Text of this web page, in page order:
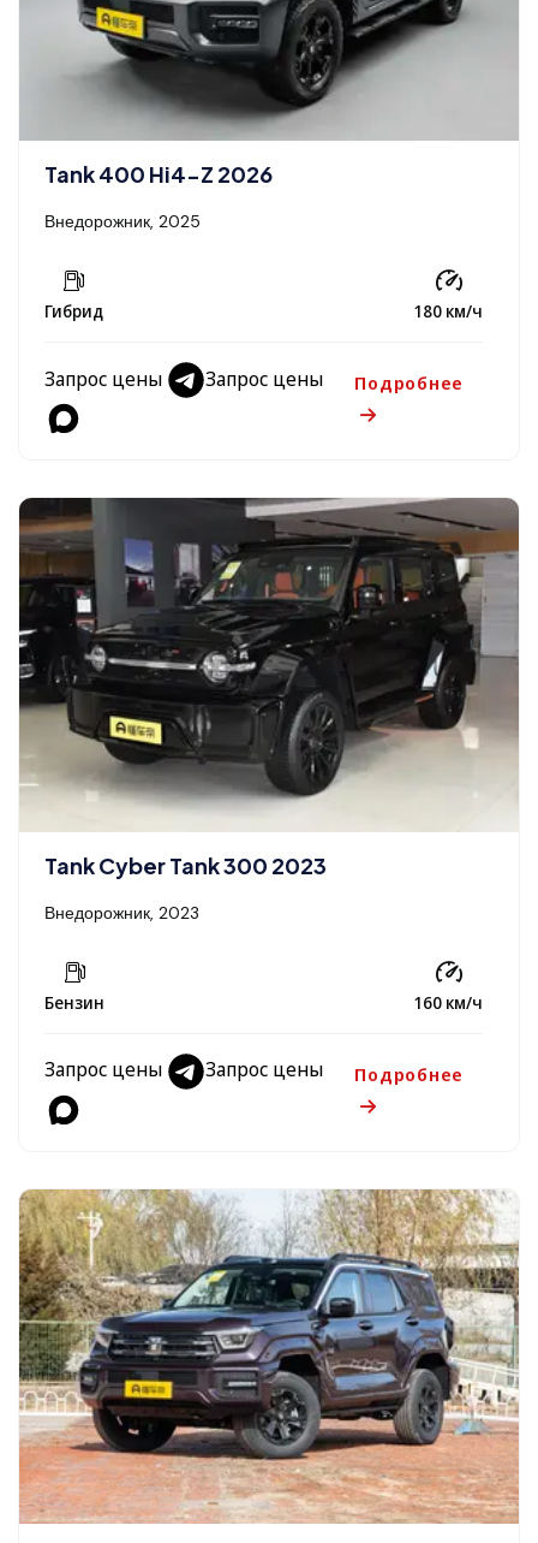
Tank 400 Hi4-Z 2026
Внедорожник, 2025
Гибрид 180 км/ч
Запрос цены Запрос цены Подробнее
Tank Cyber Tank 300 2023
Внедорожник, 2023
Бензин 160 км/ч
Запрос цены Запрос цены Подробнее